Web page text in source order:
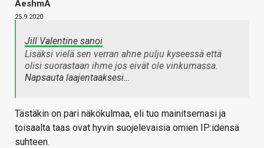
AeshmA
25.9.2020
Jill Valentine sanoi
Lisäksi vielä sen verran ahne pulju kyseessä että
olisi suorastaan ihme jos eivät ole vinkumassa.
Napsauta laajentaaksesi…
Tästäkin on pari näkökulmaa, eli tuo mainitsemasi ja
toisaalta taas ovat hyvin suojelevaisia omien IP:idensä
suhteen.